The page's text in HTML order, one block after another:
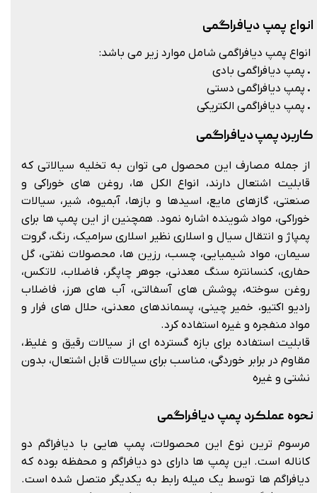
انواع پمپ دیافراگمی
انواع پمپ دیافراگمی شامل موارد زیر می باشد:
. پمپ دیافراگمی بادی
. پمپ دیافراگمی دستی
. پمپ دیافراگمی الکتریکی
کاربرد پمپ دیافراگمی
از جمله مصارف این محصول می توان به تخلیه سیالاتی که
قابلیت اشتعال دارند، انواع الکل ها، روغن های خوراکی و
صنعتی، گازهای مایع، اسیدها و بازها، آبمیوه، شیر، سيالات
خوراكی، مواد شوینده اشاره نمود. همچنین از این پمپ ها برای
پمپاژ و انتقال سیال و اسلاری نظیر اسلاری سرامیک، رنگ، گروت
سیمان، مواد شیمیایی، چسب، رزین ها، محصولات نفتی، گل
حفاری، کنسانتره سنگ معدنی، جوهر چاپگر، فاضلاب، لاتکس،
روغن سوخته، پوشش های آسفالتی، آب های هرز، فاضلاب
رادیو اکتیو، خمیر چینی، پسماندهای معدنی، حلال های فرار و
مواد منفجره و غیره استفاده کرد.
قابلیت استفاده برای بازه گسترده ای از سیالات رقیق و غلیظ،
مقاوم در برابر خوردگی، مناسب برای سیالات قابل اشتعال، بدون
نشتی و غیره
نحوه عملکرد پمپ دیافراگمی
مرسوم ترین نوع این محصولات، پمپ هایی با دیافراگم دو
کاناله است. این پمپ ها دارای دو دیافراگم و محفظه بوده که
دیافراگم ها توسط یک میله رابط به یکدیگر متصل شده است.